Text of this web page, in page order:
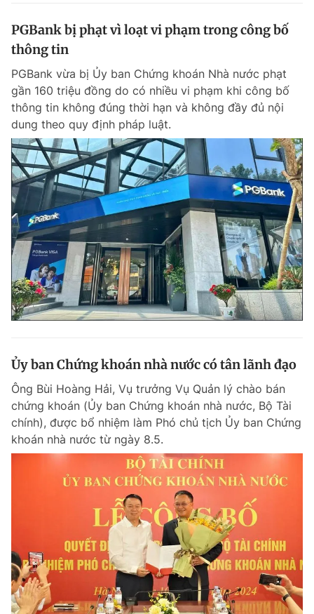
PGBank bị phạt vì loạt vi phạm trong công bố
thông tin
PGBank vừa bị Ủy ban Chứng khoán Nhà nước phạt
gần 160 triệu đồng do có nhiều vi phạm khi công bố
thông tin không đúng thời hạn và không đầy đủ nội
dung theo quy định pháp luật.
Ủy ban Chứng khoán nhà nước có tân lãnh đạo
Ông Bùi Hoàng Hải, Vụ trưởng Vụ Quản lý chào bán
chứng khoán (Ủy ban Chứng khoán nhà nước, Bộ Tài
chính), được bổ nhiệm làm Phó chủ tịch Ủy ban Chứng
khoán nhà nước từ ngày 8.5.